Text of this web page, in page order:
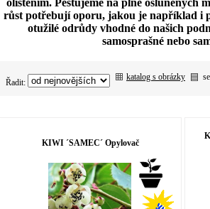
růst potřebují oporu, jakou je například i
otužilé odrůdy vhodné do našich
samosprašné nebo
Řadit:
katalog s obrázky
KIWI ´SAMEC´ Opylovač